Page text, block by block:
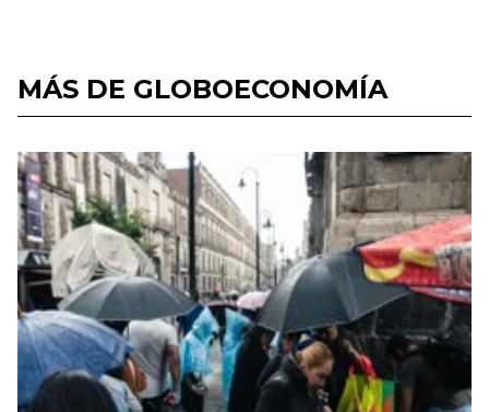
MÁS DE GLOBOECONOMÍA